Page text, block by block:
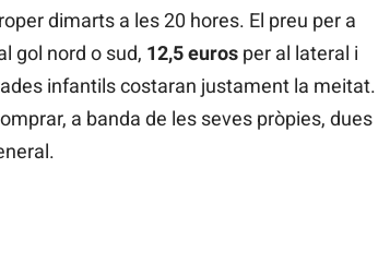
dimarts a les 20 hores. El preu per a
gol nord o sud, 12,5 eurosper al lateral i
infantils costaran justament la meitat.
a banda de les seves pròpies, dues